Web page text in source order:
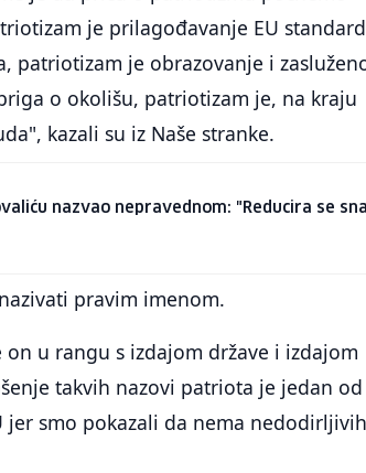
je prilagođavanje EU
patriotizam je obrazovanje i
o okolišu, patriotizam je, na kraju
kazali su iz Naše stranke.
nazvao nepravednom: "Reducira se
pravim imenom.
u rangu s izdajom države i izdajom
takvih nazovi patriota je jedan od
jer smo pokazali da nema